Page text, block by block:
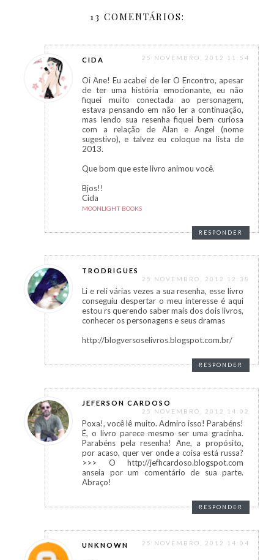
13 COMENTÁRIOS:
CIDA 25 NOVEMBRO, 2012 11:54
Oi Ane! Eu acabei de ler O Encontro, apesar
de ter uma história emocionante, eu não
fiquei muito conectada ao personagem,
estava pensando em não ler a continuação,
mas lendo sua resenha fiquei bem curiosa
com a relação de Alan e Angel (nome
sugestivo), e talvez eu coloque na lista de
2013.
Que bom que este livro animou você.
Bjos!!
Cida
MOONLIGHT BOOKS
RESPONDER
TRODRIGUES
25 NOVEMBRO, 2012 12:38
Li e reli várias vezes a sua resenha, esse livro
conseguiu despertar o meu interesse é aqui
estou rs querendo saber mais dos dois livros,
conhecer os personagens e seus dramas
http://blogversoselivros.blogspot.com.br/
RESPONDER
JEFERSON CARDOSO
25 NOVEMBRO, 2012 14:02
Poxa!, você lê muito. Admiro isso! Parabéns!
É, o livro parece mesmo ser uma gracinha.
Parabéns pela resenha! Ane, a propósito,
por acaso, quer ver onde a coisa está russa?
>>> O http://jefhcardoso.blogspot.com
anseia por um comentário de sua parte.
Abraço!
RESPONDER
UNKNOWN 25 NOVEMBRO, 2012 14:04